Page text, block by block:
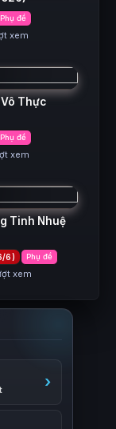
Phụ đề
xem
Thực
Phụ đề
xem
Tinh Nhuệ
6) Phụ đề
xem